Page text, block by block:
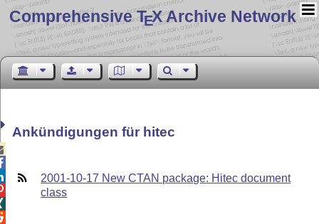
Comprehensive TEX Archive Network
Ankündigungen für hitec
2001-10-17 New CTAN package: Hitec document
class